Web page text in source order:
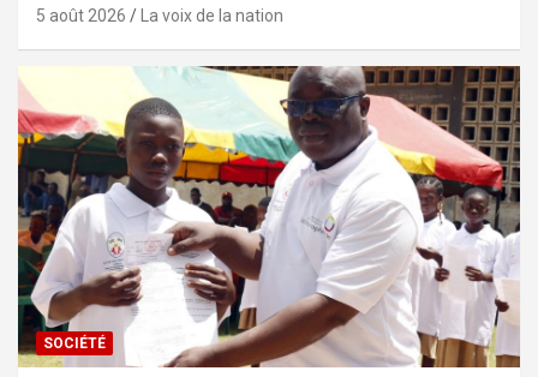
5 août 2026 La voix de la nation
SOCIÉTÉ